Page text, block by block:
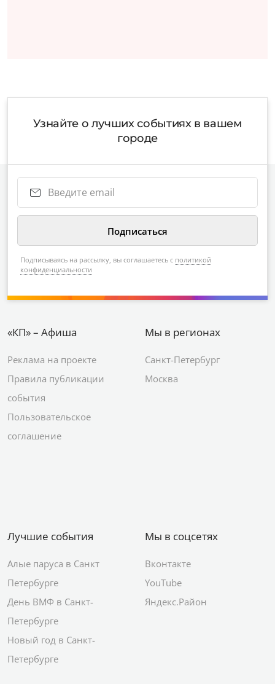
Узнайте о лучших событиях в вашем
городе
Подписываясь на рассылку, вы соглашаетесь с политикой
конфиденциальности
«КП» – Афиша
Реклама на проекте
Правила публикации
события
Пользовательское
соглашение
Мы в регионах
Санкт-Петербург
Москва
Лучшие события
Алые паруса в Санкт
Петербурге
День ВМФ в Санкт-
Петербурге
Новый год в Санкт-
Петербурге
Мы в соцсетях
Вконтакте
YouTube
Яндекс.Район